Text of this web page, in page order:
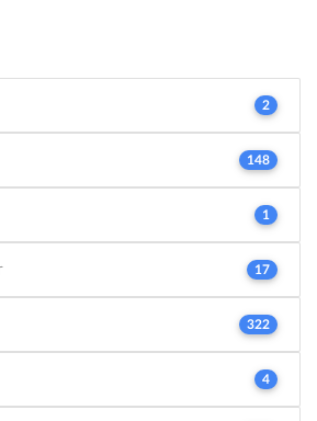
2
148
1
17
322
4